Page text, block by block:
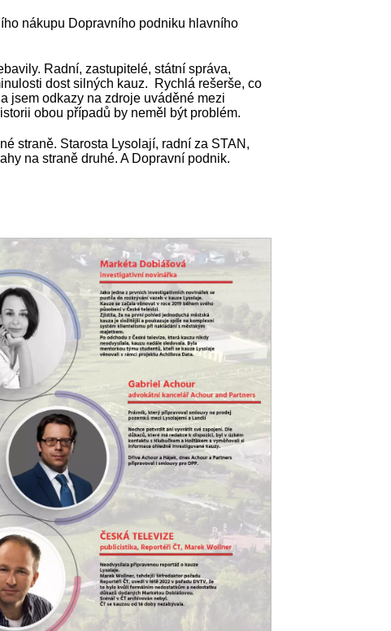
nákupu Dopravního podniku hlavního
Radní, zastupitelé, státní správa,
dost silných kauz. Rychlá rešerše, co
jsem odkazy na zdroje uváděné mezi
obou případů by neměl být problém.
straně. Starosta Lysolají, radní za STAN,
na straně druhé. A Dopravní podnik.